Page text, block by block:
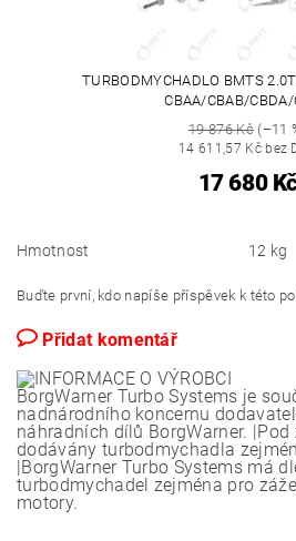
TURBODMYCHADLO BMTS
CBAA/CBAB/CBDA/
19 876 Kč(–11
14 611,57 Kč bez
17 680
Hmotnost 12 kg
Buďte první, kdo napíše příspěvek k této
Přidat komentář
BorgWarner Turbo Systems je
nadnárodního koncernu
náhradních dílů BorgWarner.
dodávány turbodmychadla
|BorgWarner Turbo Systems má
turbodmychadel zejména pro
motory.